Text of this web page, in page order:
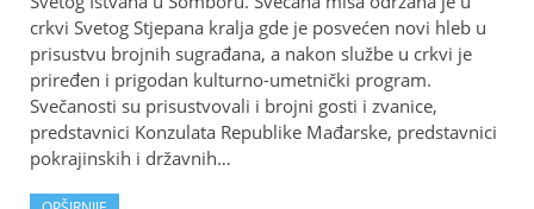
crkvi Svetog Stjepana kralja gde je posvećen novi hleb u
prisustvu brojnih sugrađana, a nakon službe u crkvi je
priređen i prigodan kulturno-umetnički program.
Svečanosti su prisustvovali i brojni gosti i zvanice,
predstavnici Konzulata Republike Mađarske, predstavnici
pokrajinskih i državnih…